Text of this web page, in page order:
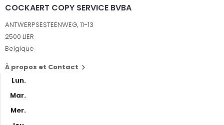
COCKAERT COPY SERVICE BVBA
ANTWERPSESTEENWEG, 11-13
2500 LIER
Belgique
À propos et Contact 
Lun.
Mar.
Mer.